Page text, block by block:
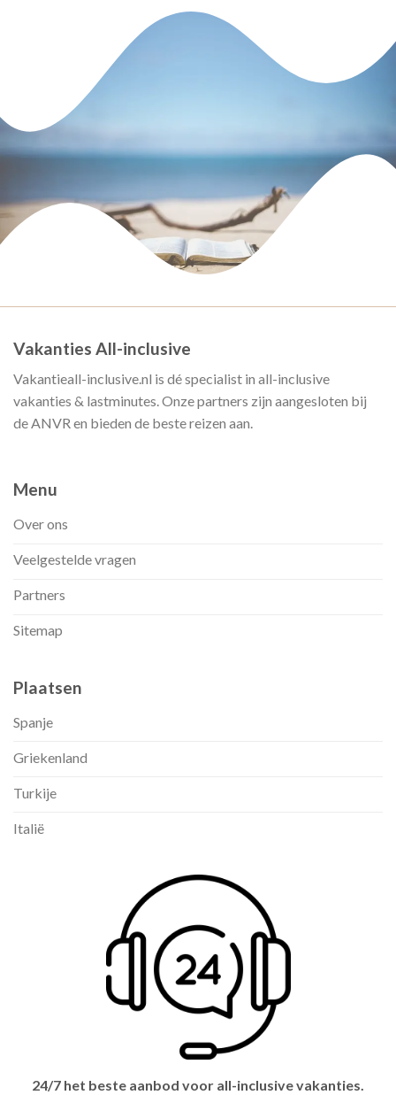
Vakanties All-inclusive
Vakantieall-inclusive.nl is dé specialist in all-inclusive
vakanties & lastminutes. Onze partners zijn aangesloten bij
de ANVR en bieden de beste reizen aan.
Menu
Over ons
Veelgestelde vragen
Partners
Sitemap
Plaatsen
Spanje
Griekenland
Turkije
Italië
24/7 het beste aanbod voor all-inclusive vakanties.